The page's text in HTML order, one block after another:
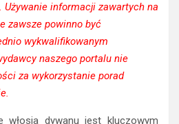
informacji zawartych na
zawsze powinno być
wykwalifikowanym
naszego portalu nie
za wykorzystanie porad
włosia dywanu jest kluczowym